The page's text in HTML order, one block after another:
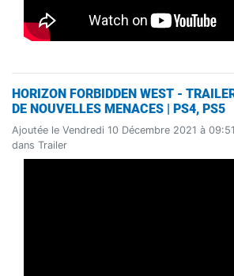
HORIZON FORBIDDEN WEST -
DE NOUVELLES MENACES | PS4, PS5
Ajoutée le Vendredi 10 Décembre 2021 à
dans Trailer